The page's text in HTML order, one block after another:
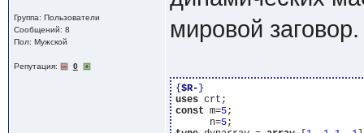
Группа: Пользователи
Сообщений: 8
Пол: Мужской
Репутация: 0
мировой
{ $R- }
uses
const m=5;
      n=
5